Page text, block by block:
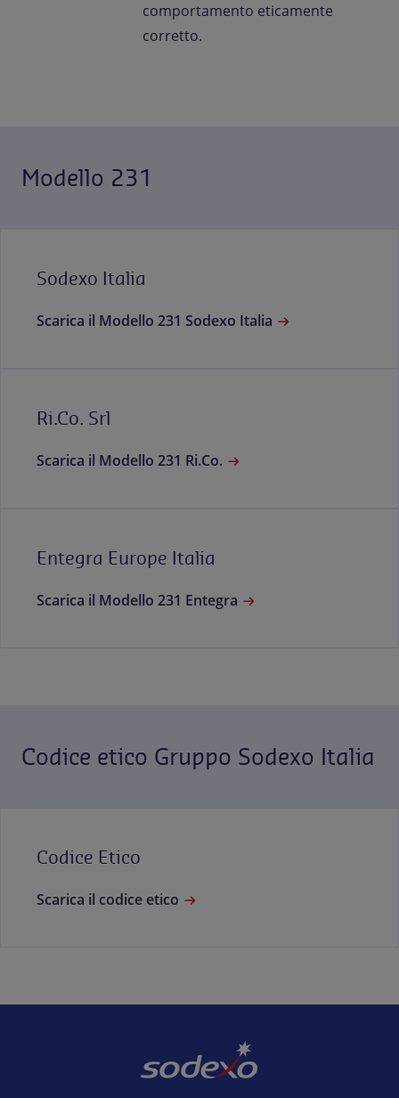
comportamento eticamente
corretto.
Modello 231
Sodexo Italia
Scarica il Modello 231 Sodexo Italia
Ri.Co. Srl
Scarica il Modello 231 Ri.Co.
Entegra Europe Italia
Scarica il Modello 231 Entegra
Codice etico Gruppo Sodexo Italia
Codice Etico
Scarica il codice etico